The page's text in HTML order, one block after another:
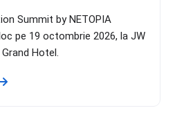
Summit by NETOPIA
pe 19 octombrie 2026, la JW
Hotel.